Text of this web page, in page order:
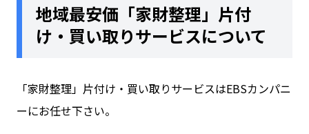
地域最安価「家財整理」片付
け・買い取りサービスについて
「家財整理 」 片付け・買い取りサービスはEBSカンパニ
ーにお任せ下さい。